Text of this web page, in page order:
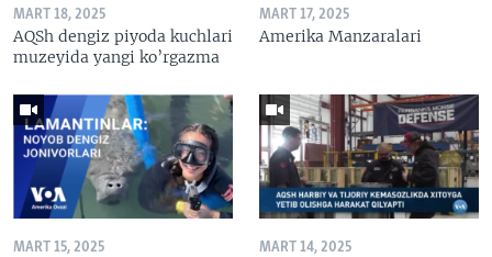
MART 18, 2025
AQSh dengiz piyoda kuchlari
muzeyida yangi ko’rgazma
MART 17, 2025
Amerika Manzaralari
MART 15, 2025 MART 14, 2025